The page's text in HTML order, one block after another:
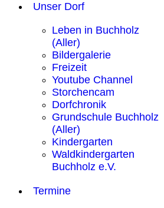
Unser Dorf
Leben in Buchholz
(Aller)
Bildergalerie
Freizeit
Youtube Channel
Storchencam
Dorfchronik
Grundschule Buchholz
(Aller)
Kindergarten
Waldkindergarten
Buchholz e.V.
Termine